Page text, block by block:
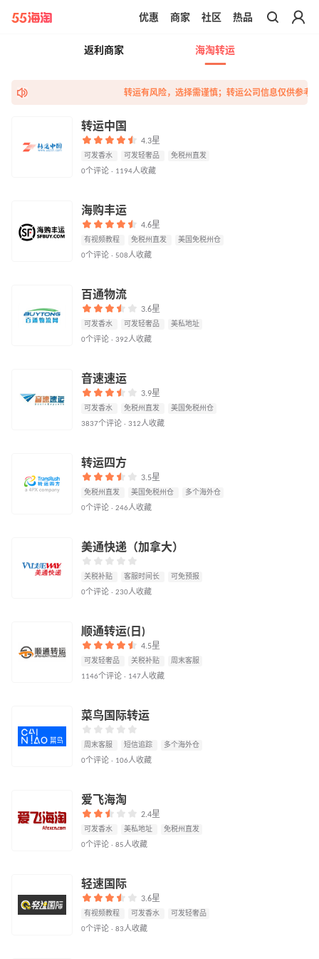
带你去官网买正品
优惠 商家 社区 热品
返利商家 海淘转运
转运有风险，选择需谨慎；转运公司信息仅供参考
转运中国
4.3星
可发香水 可发轻奢品
免税州直发
0个评论 · 1194人收藏
海购丰运
4.6星
有视频教程 免税州直发
美国免税州仓
0个评论 · 508人收藏
百通物流
3.6星
可发香水 可发轻奢品
美私地址
0个评论 · 392人收藏
音速速运
3.9星
可发香水 免税州直发
美国免税州仓
3837个评论 · 312人收藏
转运四方
3.5星
免税州直发 美国免税州仓
多个海外仓
0个评论 · 246人收藏
美通快递（加拿大）
关税补贴 客服时间长
可免预报
0个评论 · 230人收藏
顺通转运(日)
4.5星
可发轻奢品 关税补贴
周末客服
1146个评论 · 147人收藏
菜鸟国际转运
周末客服 短信追踪
多个海外仓
0个评论 · 106人收藏
爱飞海淘
2.4星
可发香水 美私地址
免税州直发
0个评论 · 85人收藏
轻速国际
3.6星
有视频教程 可发香水
可发轻奢品
0个评论 · 83人收藏